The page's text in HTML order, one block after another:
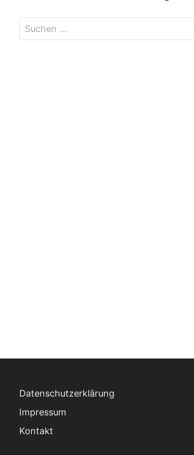
Suchen
nach:
Datenschutzerklärung
Impressum
Kontakt